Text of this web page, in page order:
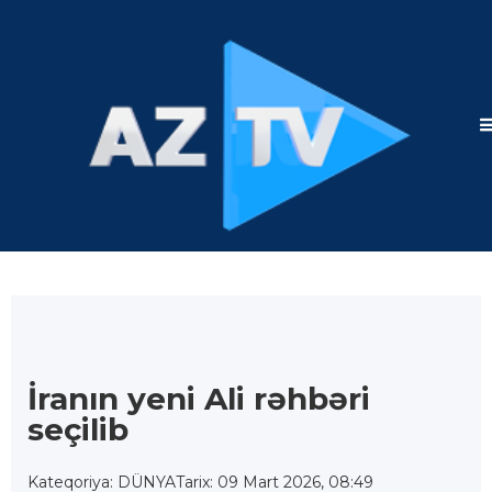
İranın yeni Ali rəhbəri
seçilib
Kateqoriya: DÜNYATarix: 09 Mart 2026, 08:49